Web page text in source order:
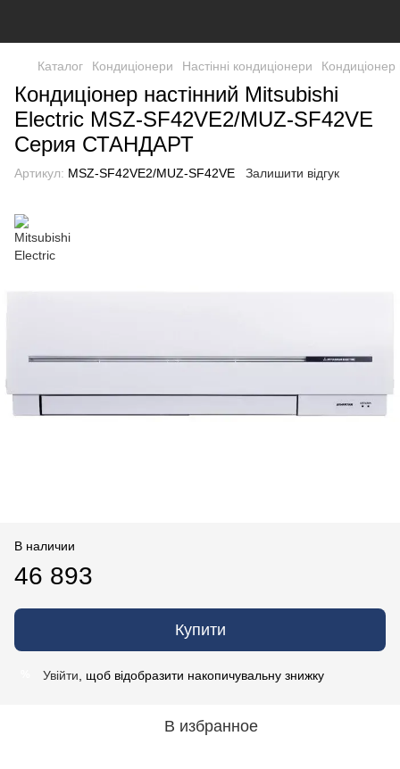
Каталог Кондиціонери Настінні кондиціонери
Кондиціонер настінний Mitsubishi
Electric MSZ-SF42VE2/MUZ-SF42VE
Серия СТАНДАРТ
Артикул: MSZ-SF42VE2/MUZ-SF42VE Залишити відгук
В наличии
46 893
Купити
Увійти , щоб відобразити накопичувальну знижку
В избранное